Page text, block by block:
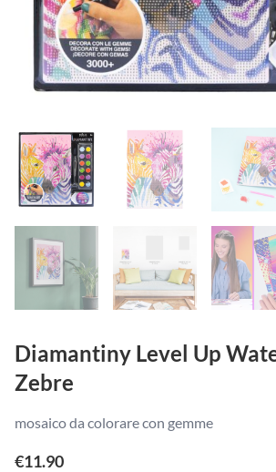
Diamantiny Level Up
Zebre
mosaico da colorare con gemme
€11.90